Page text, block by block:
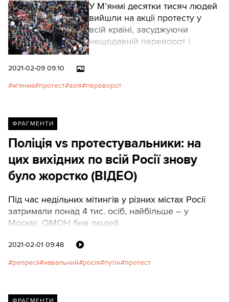
У М’янмі десятки тисяч людей
вийшли на акції протесту у
всій країні, засуджуючи
нещодавній переворот і
Сан Су Чжі. Це найбільші акції
демократії.
2021-02-09 09:10
м'янма протест азія переворот
ФРАГМЕНТИ
Поліція vs протестувальники: на
цих вихідних по всій Росії знову
було жорстко (ВІДЕО)
Під час недільних мітингів у різних містах Росії
затримали понад 4 тис. осіб, найбільше – у
Москві. ОМОН бив людей.
2021-02-01 09:48
репресії навальний росія путін протест